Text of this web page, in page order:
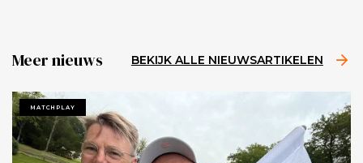
Meer nieuws BEKIJK ALLE NIEUWSARTIKELEN
MATCHPLAY